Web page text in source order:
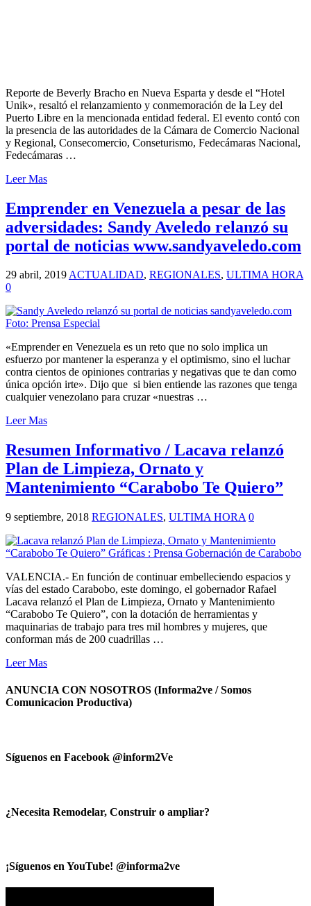
Reporte de Beverly Bracho en Nueva Esparta y desde el “Hotel
Unik», resaltó el relanzamiento y conmemoración de la Ley del
Puerto Libre en la mencionada entidad federal. El evento contó con
la presencia de las autoridades de la Cámara de Comercio Nacional
y Regional, Consecomercio, Conseturismo, Fedecámaras Nacional,
Fedecámaras …
Leer Mas
Emprender en Venezuela a pesar de las
adversidades: Sandy Aveledo relanzó su
portal de noticias www.sandyaveledo.com
29 abril, 2019ACTUALIDAD, REGIONALES, ULTIMA HORA
0
«Emprender en Venezuela es un reto que no solo implica un
esfuerzo por mantener la esperanza y el optimismo, sino el luchar
contra cientos de opiniones contrarias y negativas que te dan como
única opción irte». Dijo que si bien entiende las razones que tenga
cualquier venezolano para cruzar «nuestras …
Leer Mas
Resumen Informativo / Lacava relanzó
Plan de Limpieza, Ornato y
Mantenimiento “Carabobo Te Quiero”
9 septiembre, 2018 REGIONALES, ULTIMA HORA 0
VALENCIA.- En función de continuar embelleciendo espacios y
vías del estado Carabobo, este domingo, el gobernador Rafael
Lacava relanzó el Plan de Limpieza, Ornato y Mantenimiento
“Carabobo Te Quiero”, con la dotación de herramientas y
maquinarias de trabajo para tres mil hombres y mujeres, que
conforman más de 200 cuadrillas …
Leer Mas
ANUNCIA CON NOSOTROS (Informa2ve / Somos
Comunicacion Productiva)
Síguenos en Facebook @inform2Ve
¿Necesita Remodelar, Construir o ampliar?
¡Síguenos en YouTube! @informa2ve